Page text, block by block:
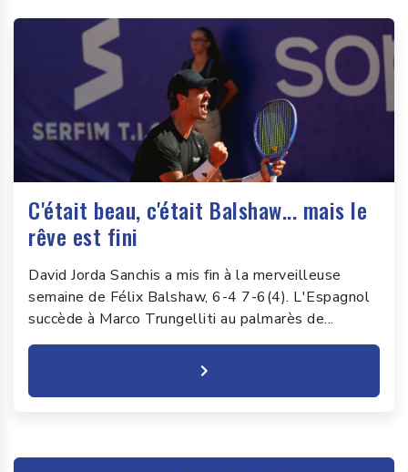
C'était beau, c'était Balshaw... mais le
rêve est fini
David Jorda Sanchis a mis fin à la merveilleuse
semaine de Félix Balshaw, 6-4 7-6(4). L'Espagnol
succède à Marco Trungelliti au palmarès de...